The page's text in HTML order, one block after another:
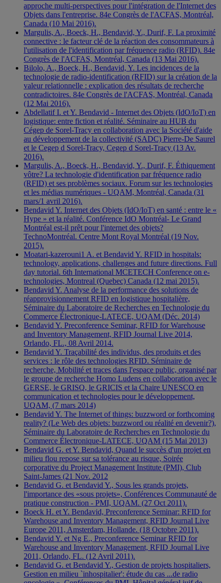
approche multi-perspectives pour l'intégration de l'Internet des
Objets dans l'entreprise. 84e Congrès de l'ACFAS, Montréal,
Canada (10 Mai 2016).
Margulis, A., Boeck, H., Bendavid, Y., Durif, F. La proximité
connective : le facteur clé de la réaction des consommateurs à
l'utilisation de l'identification par fréquence radio (RFID). 84e
Congrès de l'ACFAS, Montréal, Canada (13 Mai 2016).
Bilolo, A., Boeck, H., Bendavid, Y. Les incidences de la
technologie de radio-identification (RFID) sur la création de la
valeur relationnelle : explication des résultats de recherche
contradictoires. 84e Congrès de l'ACFAS, Montréal, Canada
(12 Mai 2016).
Abdellatif I. et Y. Bendavid - Internet des Objets (IdO/IoT) en
logistique: entre fiction et réalité. Séminaire au HUB du
Cégep de Sorel-Tracy en collaboration avec la Société d'aide
au développement de la collectivité (SADC) Pierre-De Saurel
et le Cegep d Sorel-Tracy, Cegep d Sorel-Tracy (13 Av.
2016).
Margulis, A., Boeck, H., Bendavid, Y., Durif, F. Éthiquement
vôtre? La technologie d'identification par fréquence radio
(RFID) et ses problèmes sociaux. Forum sur les technologies
et les médias numériques - UQAM, Montréal, Canada (31
mars/1 avril 2016).
Bendavid Y. Internet des Objets (IdO/IoT) en santé : entre le «
Hype » et la réalité. Conférence IdO Montréal- Le Grand
Montréal est-il prêt pour l'internet des objets?
TechnoMontréal. Centre Mont Royal Montréal (19 Nov.
2015).
Moatari-kazerouni1 A. et Bendavid Y. RFID in hospitals:
technology, applications, challenges and future directions. Full
day tutorial. 6th International MCETECH Conference on e-
technologies, Montreal (Quebec) Canada (12 mai 2015).
Bendavid Y. Analyse de la performance des solutions de
réapprovisionnement RFID en logistique hospitalière,
Séminaire du Laboratoire de Recherches en Technologie du
Commerce Électronique-LATECE, UQAM (Déc. 2014)
Bendavid Y. Preconference Seminar, RFID for Warehouse
and Inventory Management, RFID Journal Live 2014,
Orlando, FL., 08 Avril 2014.
Bendavid Y. Traçabilité des individus, des produits et des
services : le rôle des technologies RFID. Séminaire de
recherche, Mobilité et traces dans l'espace public, organisé par
le groupe de recherche Homo Ludens en collaboration avec le
GERSE, le GRISQ, le GRICIS et la Chaire UNESCO en
communication et technologies pour le développement,
UQAM, (7 mars 2014)
Bendavid Y. The Internet of things: buzzword or forthcoming
reality? (Le Web des objets: buzzword ou réalité en devenir?),
Séminaire du Laboratoire de Recherches en Technologie du
Commerce Électronique-LATECE, UQAM (15 Mai 2013)
Bendavid G. et Y. Bendavid, Quand le succès d'un projet en
milieu flou repose sur sa tolérance au risque, Soirée
corporative du Project Management Institute (PMI), Club
Saint-James (21 Nov. 2012
Bendavid G. et Bendavid Y., Sous les grands projets,
l'importance des «sous projets», Conférences Communauté de
pratique construction - PMI, UQAM. (27 Oct 2011).
Boeck H. et Y. Bendavid, Preconference Seminar: RFID for
Warehouse and Inventory Management, RFID Journal Live
Europe 2011, Amsterdam, Hollande. (18 Octobre 2011).
Bendavid Y. et Ng E., Preconference Seminar RFID for
Warehouse and Inventory Management, RFID Journal Live
2011, Orlando, FL. (12 Avril 2011).
Bendavid G. et Bendavid Y., Gestion de projets hospitaliers,
Gestion en milieu `inhospitalier': étude du cas ...de radio